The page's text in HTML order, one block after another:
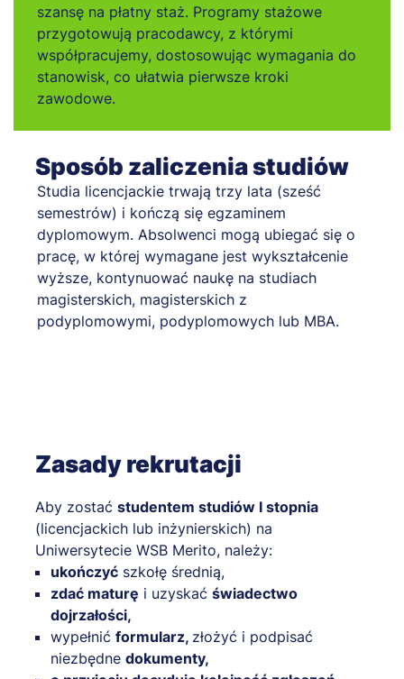
szansę na płatny staż. Programy stażowe
przygotowują pracodawcy, z którymi
współpracujemy, dostosowując wymagania do
stanowisk, co ułatwia pierwsze kroki
zawodowe.
Sposób zaliczenia studiów
Studia licencjackie trwają trzy lata (sześć
semestrów) i kończą się egzaminem
dyplomowym. Absolwenci mogą ubiegać się o
pracę, w której wymagane jest wykształcenie
wyższe, kontynuować naukę na studiach
magisterskich, magisterskich z
podyplomowymi, podyplomowych lub MBA.
Zasady rekrutacji
Aby zostać studentem studiów I stopnia
(licencjackich lub inżynierskich) na
Uniwersytecie WSB Merito, należy:
ukończyć szkołę średnią,
zdać maturę i uzyskać świadectwo
dojrzałości,
wypełnić formularz, złożyć i podpisać
niezbędne dokumenty,